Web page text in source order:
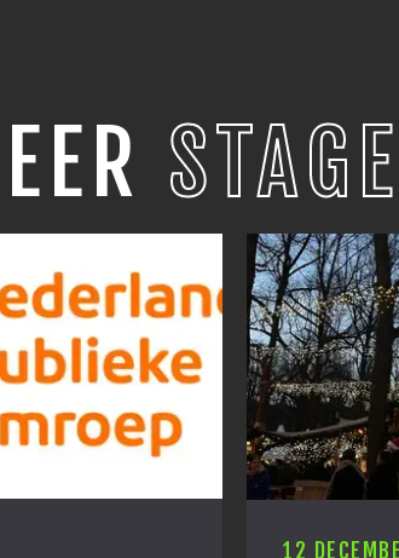
STAGE
10